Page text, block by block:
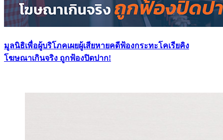
มูลนิธิเพื่อผู้บริโภคเผยผู้เสียหายคดีฟ้องกระทะโคเรียคิง
โฆษณาเกินจริง ถูกฟ้องปิดปาก!